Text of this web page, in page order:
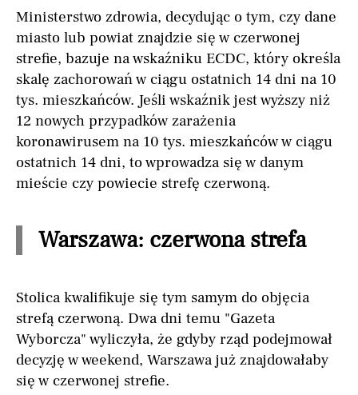
Ministerstwo zdrowia, decydując o tym, czy dane
miasto lub powiat znajdzie się w czerwonej
strefie, bazuje na wskaźniku ECDC, który określa
skalę zachorowań w ciągu ostatnich 14 dni na 10
tys. mieszkańców. Jeśli wskaźnik jest wyższy niż
12 nowych przypadków zarażenia
koronawirusem na 10 tys. mieszkańców w ciągu
ostatnich 14 dni, to wprowadza się w danym
mieście czy powiecie strefę czerwoną.
Warszawa: czerwona strefa
Stolica kwalifikuje się tym samym do objęcia
strefą czerwoną. Dwa dni temu "Gazeta
Wyborcza" wyliczyła, że gdyby rząd podejmował
decyzję w weekend, Warszawa już znajdowałaby
się w czerwonej strefie.